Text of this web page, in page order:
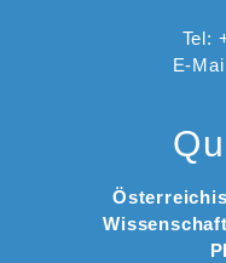
Tel:
E-